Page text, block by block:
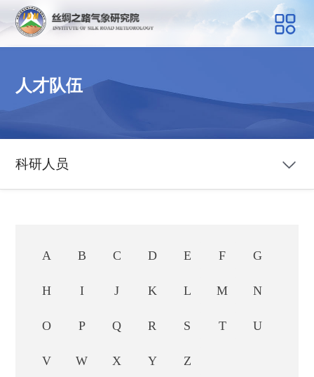
人才队伍
科研人员
A B C D E F G
H I J K L M N
O P Q R S T U
V W X Y Z